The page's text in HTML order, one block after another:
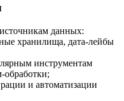
данных:
хранилища, дата-лейбы
инструментам
обработки;
и автоматизации